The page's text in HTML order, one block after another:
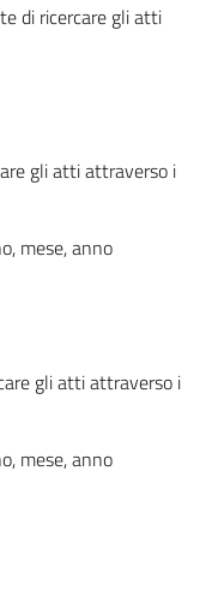
di ricercare gli atti
gli atti attraverso i
mese, anno
gli atti attraverso i
mese, anno